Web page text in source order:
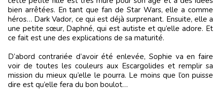
bien arrêtées. En tant que fan de Star Wars, elle a comme
héros… Dark Vador, ce qui est déjà surprenant. Ensuite, elle a
une petite sœur, Daphné, qui est autiste et qu’elle adore. Et
ce fait est une des explications de sa maturité.
D’abord contrariée d’avoir été enlevée, Sophie va en faire
voir de toutes les couleurs aux Escargolides et remplir sa
mission du mieux qu’elle le pourra. Le moins que l’on puisse
dire est qu’elle fera du bon boulot…